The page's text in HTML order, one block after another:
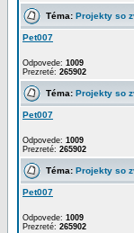
Téma: Projekty so
Pet007
Odpovede: 1009
Prezreté: 265902
Téma: Projekty so
Pet007
Odpovede: 1009
Prezreté: 265902
Téma: Projekty so
Pet007
Odpovede: 1009
Prezreté: 265902